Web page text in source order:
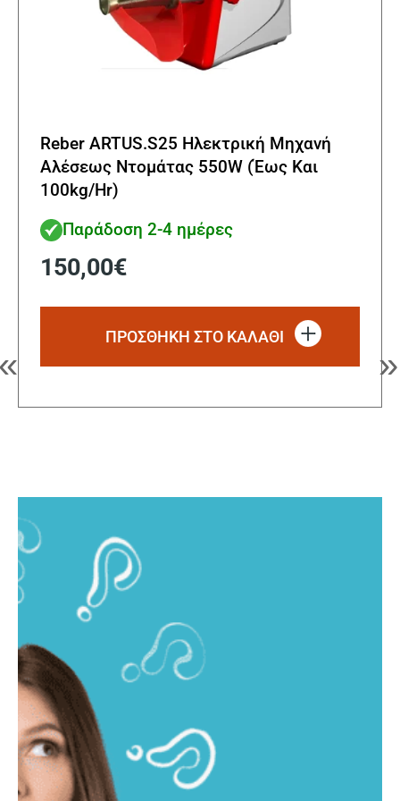
Reber ARTUS.S25 Ηλεκτρική Μηχανή
Αλέσεως Ντομάτας 550W (Έως Και
100kg/Hr)
Παράδοση 2-4 ημέρες
150,00€
ΠΡΟΣΘΗΚΗ ΣΤΟ ΚΑΛΑΘΙ
»